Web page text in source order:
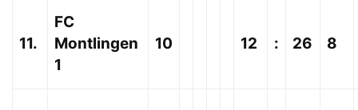
11.
FC
Montlingen
1
10 12 : 26 8